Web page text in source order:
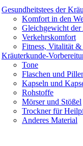
Gesundheitstees der
Komfort in den
Gleichgewicht
Verkehrskomfort
Fitness, Vitalität
Kräuterkunde-
Tone
Flaschen und
Kapseln und
Rohstoffe
Mörser und Stößel
Trockner für
Anderes Material